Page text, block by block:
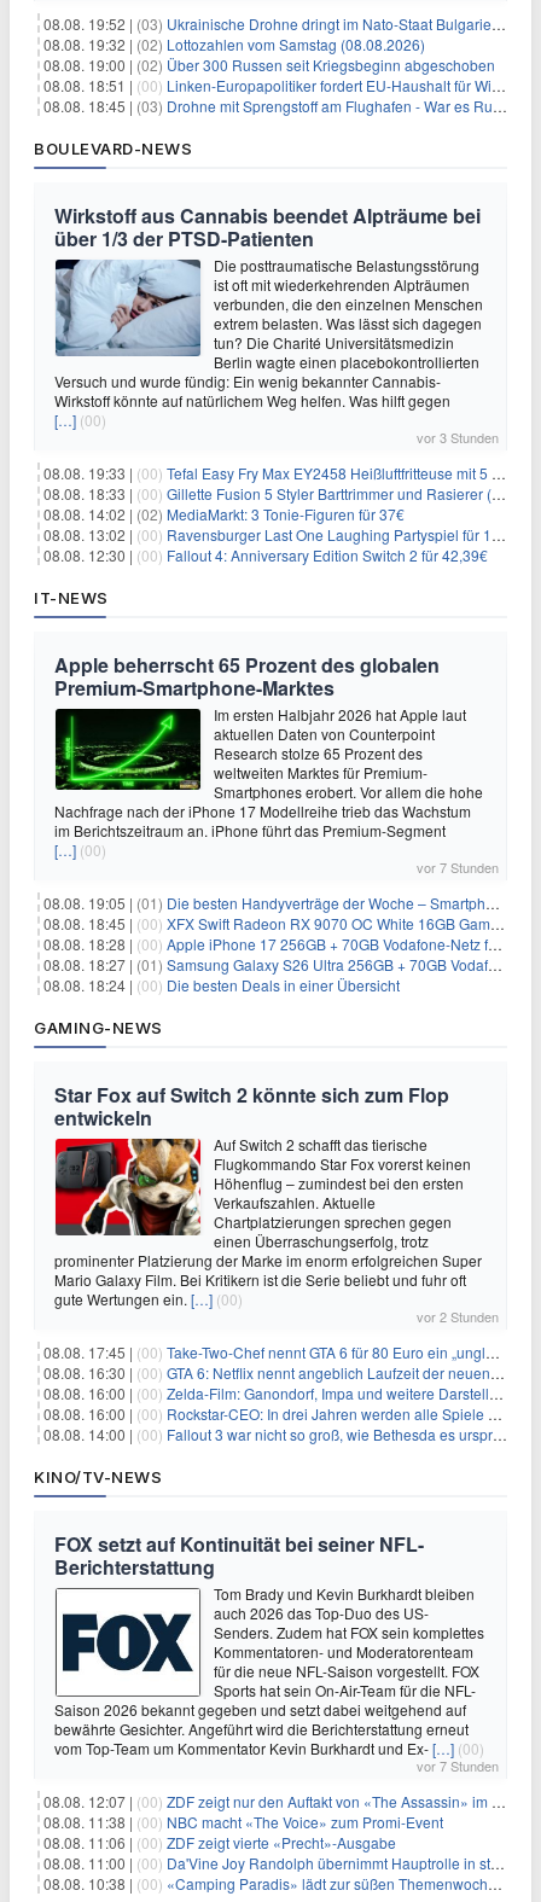
08.08. 19:52 | (03) Ukrainische Drohne dringt im Nato-Staat Bulgarien ein
08.08. 19:32 | (02) Lottozahlen vom Samstag (08.08.2026)
08.08. 19:00 | (02) Über 300 Russen seit Kriegsbeginn abgeschoben
08.08. 18:51 | (00) Linken-Europapolitiker fordert EU-Haushalt für Wirtschaftsumbau
08.08. 18:45 | (03) Drohne mit Sprengstoff am Flughafen - War es Russland?
BOULEVARD-NEWS
Wirkstoff aus Cannabis beendet Alpträume bei
über 1/3 der PTSD-Patienten
Die posttraumatische Belastungsstörung
ist oft mit wiederkehrenden Alpträumen
verbunden, die den einzelnen Menschen
extrem belasten. Was lässt sich dagegen
tun? Die Charité Universitätsmedizin
Berlin wagte einen placebokontrollierten
Versuch und wurde fündig: Ein wenig bekannter Cannabis-
Wirkstoff könnte auf natürlichem Weg helfen. Was hilft gegen
[…] (00)
vor 3 Stunden
08.08. 19:33 | (00) Tefal Easy Fry Max EY2458 Heißluftfritteuse mit 5 Litern für 64,99€
08.08. 18:33 | (00) Gillette Fusion 5 Styler Barttrimmer und Rasierer (All in One) für 16€
08.08. 14:02 | (02) MediaMarkt: 3 Tonie-Figuren für 37€
08.08. 13:02 | (00) Ravensburger Last One Laughing Partyspiel für 14,04€
08.08. 12:30 | (00) Fallout 4: Anniversary Edition Switch 2 für 42,39€
IT-NEWS
Apple beherrscht 65 Prozent des globalen
Premium-Smartphone-Marktes
Im ersten Halbjahr 2026 hat Apple laut
aktuellen Daten von Counterpoint
Research stolze 65 Prozent des
weltweiten Marktes für Premium-
Smartphones erobert. Vor allem die hohe
Nachfrage nach der iPhone 17 Modellreihe trieb das Wachstum
im Berichtszeitraum an. iPhone führt das Premium-Segment
[…] (00)
vor 7 Stunden
08.08. 19:05 | (01) Die besten Handyverträge der Woche – Smartphone-Tarife & SIM-Only im Überblick
08.08. 18:45 | (00) XFX Swift Radeon RX 9070 OC White 16GB Gaming-Grafikkarte für 579€
08.08. 18:28 | (00) Apple iPhone 17 256GB + 70GB Vodafone-Netz für 34,99€/Monat (effektiv 6,41€/Monat)
08.08. 18:27 | (01) Samsung Galaxy S26 Ultra 256GB + 70GB Vodafone-Netz für 34,99€/Monat (effektiv 4,74€/Monat)
08.08. 18:24 | (00) Die besten Deals in einer Übersicht
GAMING-NEWS
Star Fox auf Switch 2 könnte sich zum Flop
entwickeln
Auf Switch 2 schafft das tierische
Flugkommando Star Fox vorerst keinen
Höhenflug – zumindest bei den ersten
Verkaufszahlen. Aktuelle
Chartplatzierungen sprechen gegen
einen Überraschungserfolg, trotz
prominenter Platzierung der Marke im enorm erfolgreichen Super
Mario Galaxy Film. Bei Kritikern ist die Serie beliebt und fuhr oft
gute Wertungen ein. […] (00)
vor 2 Stunden
08.08. 17:45 | (00) Take-Two-Chef nennt GTA 6 für 80 Euro ein „unglaubliches Schnäppchen“
08.08. 16:30 | (00) GTA 6: Netflix nennt angeblich Laufzeit der neuen Gameplay-Präsentation
08.08. 16:00 | (00) Zelda-Film: Ganondorf, Impa und weitere Darsteller sollen feststehen
08.08. 16:00 | (00) Rockstar-CEO: In drei Jahren werden alle Spiele gestreamt
08.08. 14:00 | (00) Fallout 3 war nicht so groß, wie Bethesda es ursprünglich wollte
KINO/TV-NEWS
FOX setzt auf Kontinuität bei seiner NFL-
Berichterstattung
Tom Brady und Kevin Burkhardt bleiben
auch 2026 das Top-Duo des US-
Senders. Zudem hat FOX sein komplettes
Kommentatoren- und Moderatorenteam
für die neue NFL-Saison vorgestellt. FOX
Sports hat sein On-Air-Team für die NFL-
Saison 2026 bekannt gegeben und setzt dabei weitgehend auf
bewährte Gesichter. Angeführt wird die Berichterstattung erneut
vom Top-Team um Kommentator Kevin Burkhardt und Ex-[…] (00)
vor 7 Stunden
08.08. 12:07 | (00) ZDF zeigt nur den Auftakt von «The Assassin» im Fernsehen
08.08. 11:38 | (00) NBC macht «The Voice» zum Promi-Event
08.08. 11:06 | (00) ZDF zeigt vierte «Precht»-Ausgabe
08.08. 11:00 | (00) Da'Vine Joy Randolph übernimmt Hauptrolle in starbesetzter schwarzer Komödie
08.08. 10:38 | (00) «Camping Paradis» lädt zur süßen Themenwoche ein